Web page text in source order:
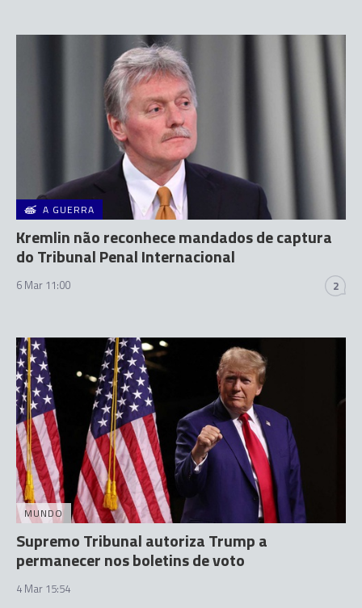
A GUERRA
Kremlin não reconhece mandados de captura
do Tribunal Penal Internacional
6 Mar 11:00 2
MUNDO
Supremo Tribunal autoriza Trump a
permanecer nos boletins de voto
4 Mar 15:54